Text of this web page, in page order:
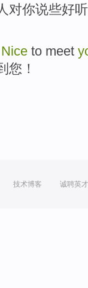
对你说些好
Nice to meet
您 ！
技术博客 诚聘英才